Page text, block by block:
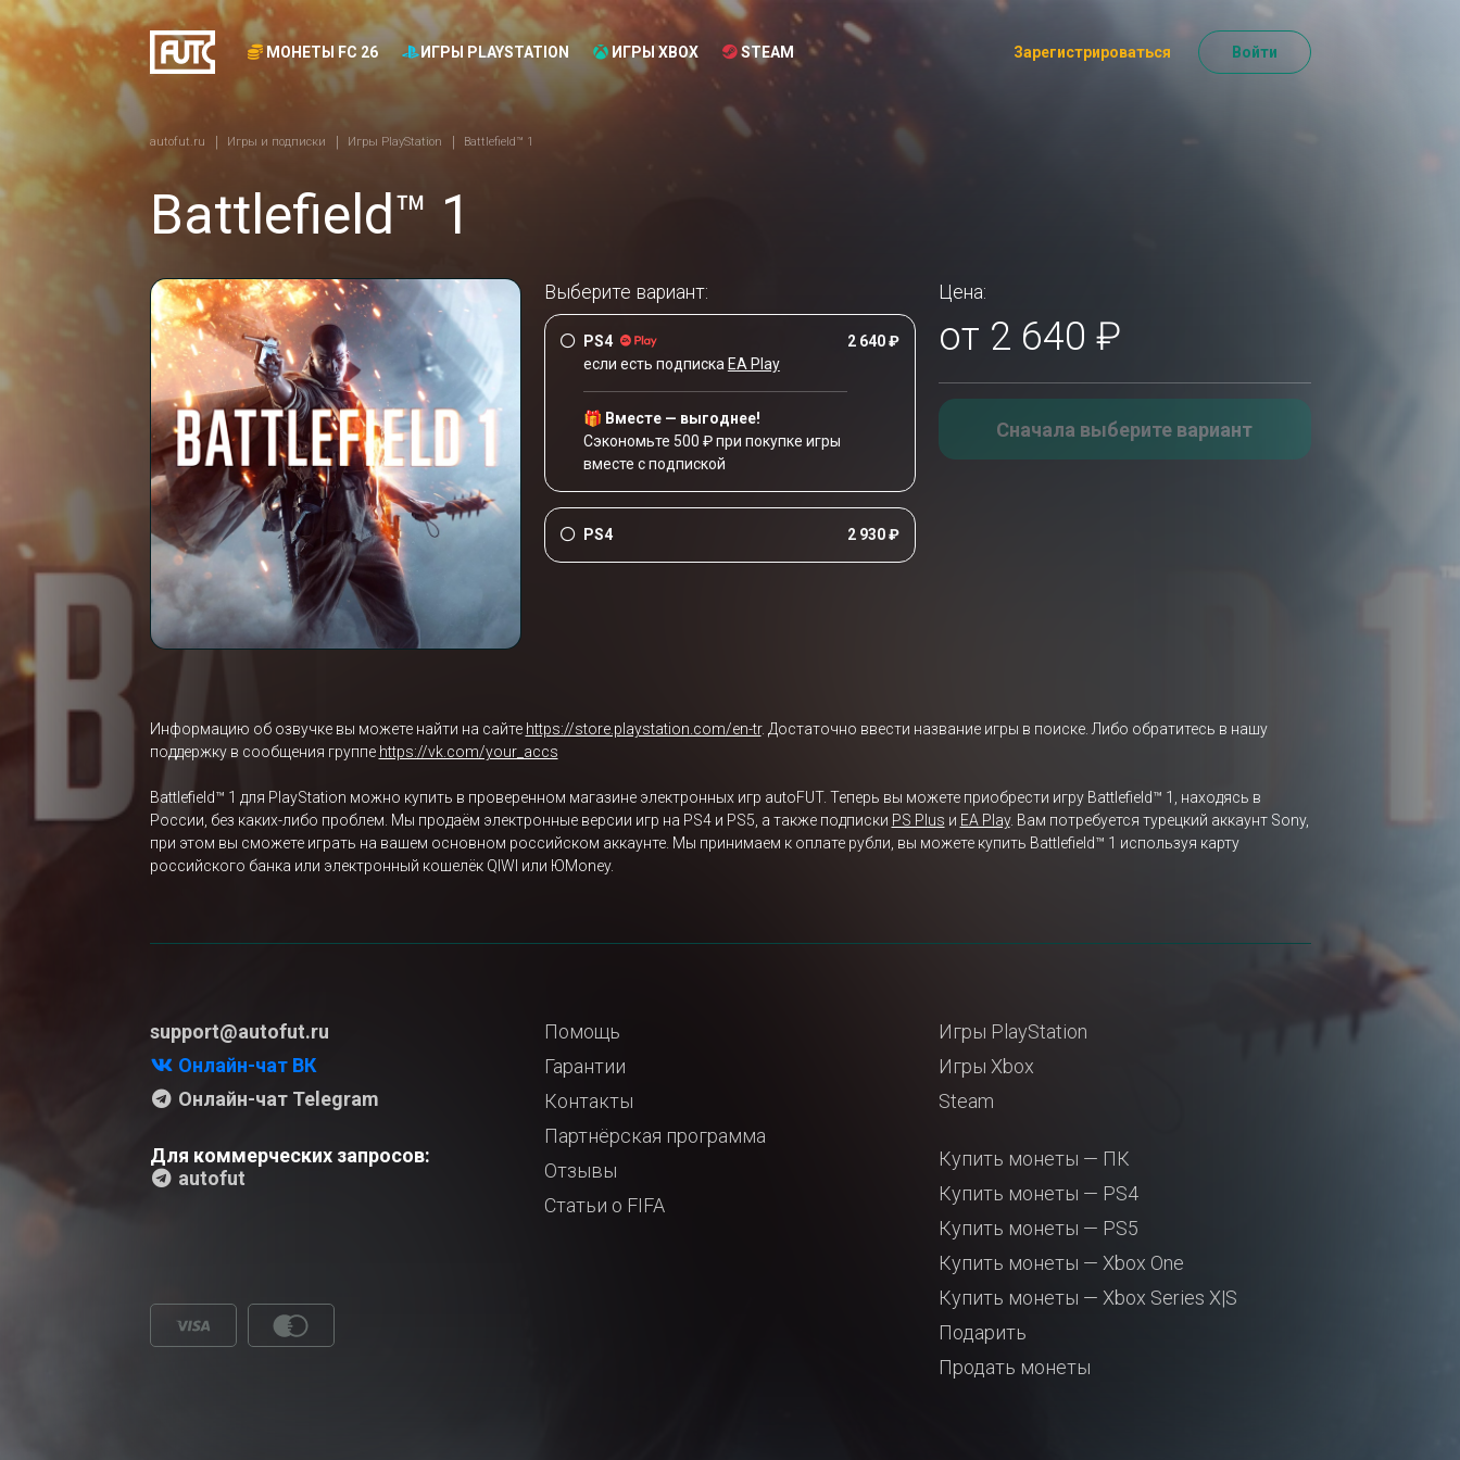
МОНЕТЫ FC 26 ИГРЫ PLAYSTATION ИГРЫ XBOX STEAM Зарегистрироваться Войти
autofut.ru Игры и подписки Игры PlayStation Battlefield™ 1
Battlefield™ 1
Выберите вариант:
PS4
если есть подписка EA Play
🎁 Вместе — выгоднее!
Сэкономьте 500 ₽ при покупке игры
вместе с подпиской
2 640 ₽
PS4 2 930 ₽
Цена:
от 2 640 ₽
Сначала выберите вариант
Информацию об озвучке вы можете найти на сайте https://store.playstation.com/en-tr. Достаточно ввести название игры в поиске. Либо обратитесь в нашу
поддержку в сообщения группе https://vk.com/your_accs
Battlefield™ 1 для PlayStation можно купить в проверенном магазине электронных игр autoFUT. Теперь вы можете приобрести игру Battlefield™ 1, находясь в
России, без каких-либо проблем. Мы продаём электронные версии игр на PS4 и PS5, а также подписки PS Plus и EA Play. Вам потребуется турецкий аккаунт Sony,
при этом вы сможете играть на вашем основном российском аккаунте. Мы принимаем к оплате рубли, вы можете купить Battlefield™ 1 используя карту
российского банка или электронный кошелёк QIWI или ЮMoney.
support@autofut.ru
Онлайн-чат ВК
Онлайн-чат Telegram
Для коммерческих запросов:
autofut
Помощь
Гарантии
Контакты
Партнёрская программа
Отзывы
Статьи о FIFA
Игры PlayStation
Игры Xbox
Steam
Купить монеты — ПК
Купить монеты — PS4
Купить монеты — PS5
Купить монеты — Xbox One
Купить монеты — Xbox Series X|S
Подарить
Продать монеты